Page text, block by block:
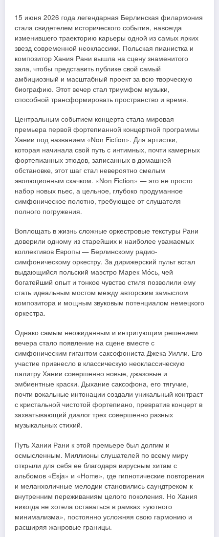
15 июня 2026 года легендарная Берлинская филармония
стала свидетелем исторического события, навсегда
изменившего траекторию карьеры одной из самых ярких
звезд современной неоклассики. Польская пианистка и
композитор Хания Рани вышла на сцену знаменитого
зала, чтобы представить публике свой самый
амбициозный и масштабный проект за всю творческую
биографию. Этот вечер стал триумфом музыки,
способной трансформировать пространство и время.
Центральным событием концерта стала мировая
премьера первой фортепианной концертной программы
Хании под названием «Non Fiction». Для артистки,
которая начинала свой путь с интимных, почти камерных
фортепианных этюдов, записанных в домашней
обстановке, этот шаг стал невероятно смелым
эволюционным скачком. «Non Fiction» — это не просто
набор новых пьес, а цельное, глубоко продуманное
симфоническое полотно, требующее от слушателя
полного погружения.
Воплощать в жизнь сложные оркестровые текстуры Рани
доверили одному из старейших и наиболее уважаемых
коллективов Европы — Берлинскому радио-
симфоническому оркестру. За дирижерский пульт встал
выдающийся польский маэстро Марек Мо́сь, чей
богатейший опыт и тонкое чувство стиля позволили ему
стать идеальным мостом между авторским замыслом
композитора и мощным звуковым потенциалом немецкого
оркестра.
Однако самым неожиданным и интригующим решением
вечера стало появление на сцене вместе с
симфоническим гигантом саксофониста Джека Уилли. Его
участие привнесло в классическую неоклассическую
палитру Хании совершенно новые, джазовые и
эмбиентные краски. Дыхание саксофона, его тягучие,
почти вокальные интонации создали уникальный контраст
с кристальной чистотой фортепиано, превратив концерт в
захватывающий диалог трех совершенно разных
музыкальных стихий.
Путь Хании Рани к этой премьере был долгим и
осмысленным. Миллионы слушателей по всему миру
открыли для себя ее благодаря вирусным хитам с
альбомов «Esja» и «Home», где гипнотические повторения
и меланхоличные мелодии становились саундтреком к
внутренним переживаниям целого поколения. Но Хания
никогда не хотела оставаться в рамках «уютного
минимализма», постоянно усложняя свою гармонию и
расширяя жанровые границы.